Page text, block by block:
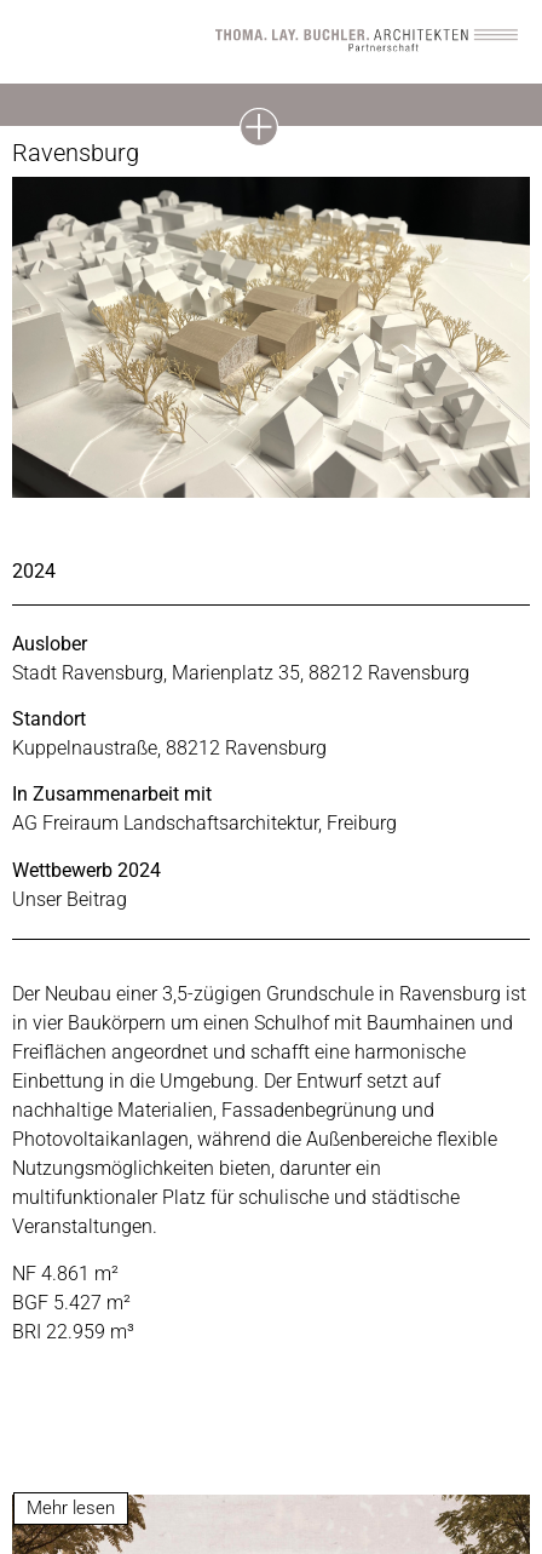
Wettbewerb Neubau Grundschule Kuppelnau,
Ravensburg
2024
Auslober
Stadt Ravensburg, Marienplatz 35, 88212 Ravensburg
Standort
Kuppelnaustraße, 88212 Ravensburg
In Zusammenarbeit mit
AG Freiraum Landschaftsarchitektur, Freiburg
Wettbewerb 2024
Unser Beitrag
Der Neubau einer 3,5-zügigen Grundschule in Ravensburg ist
in vier Baukörpern um einen Schulhof mit Baumhainen und
Freiflächen angeordnet und schafft eine harmonische
Einbettung in die Umgebung. Der Entwurf setzt auf
nachhaltige Materialien, Fassadenbegrünung und
Photovoltaikanlagen, während die Außenbereiche flexible
Nutzungsmöglichkeiten bieten, darunter ein
multifunktionaler Platz für schulische und städtische
Veranstaltungen.
NF 4.861 m²
BGF 5.427 m²
BRI 22.959 m³
Mehr lesen